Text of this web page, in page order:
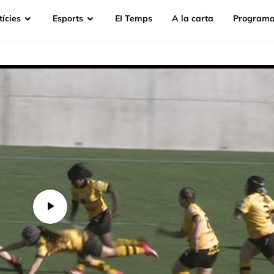
Esports EI Temps A la carta